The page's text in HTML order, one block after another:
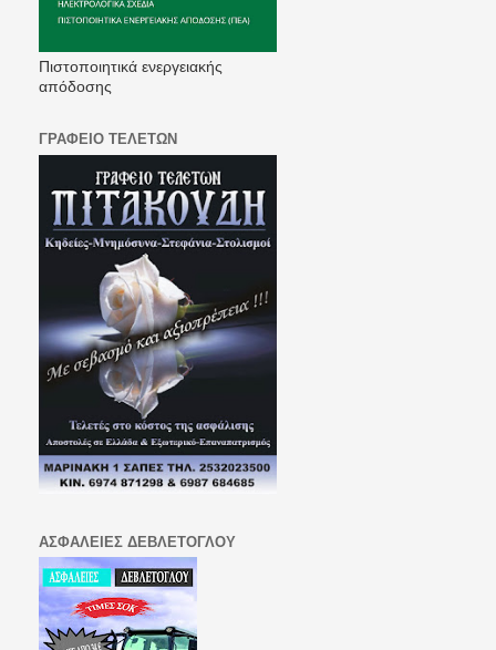
Πιστοποιητικά ενεργειακής
απόδοσης
ΓΡΑΦΕΙΟ ΤΕΛΕΤΩΝ
ΑΣΦΑΛΕΙΕΣ ΔΕΒΛΕΤΟΓΛΟΥ